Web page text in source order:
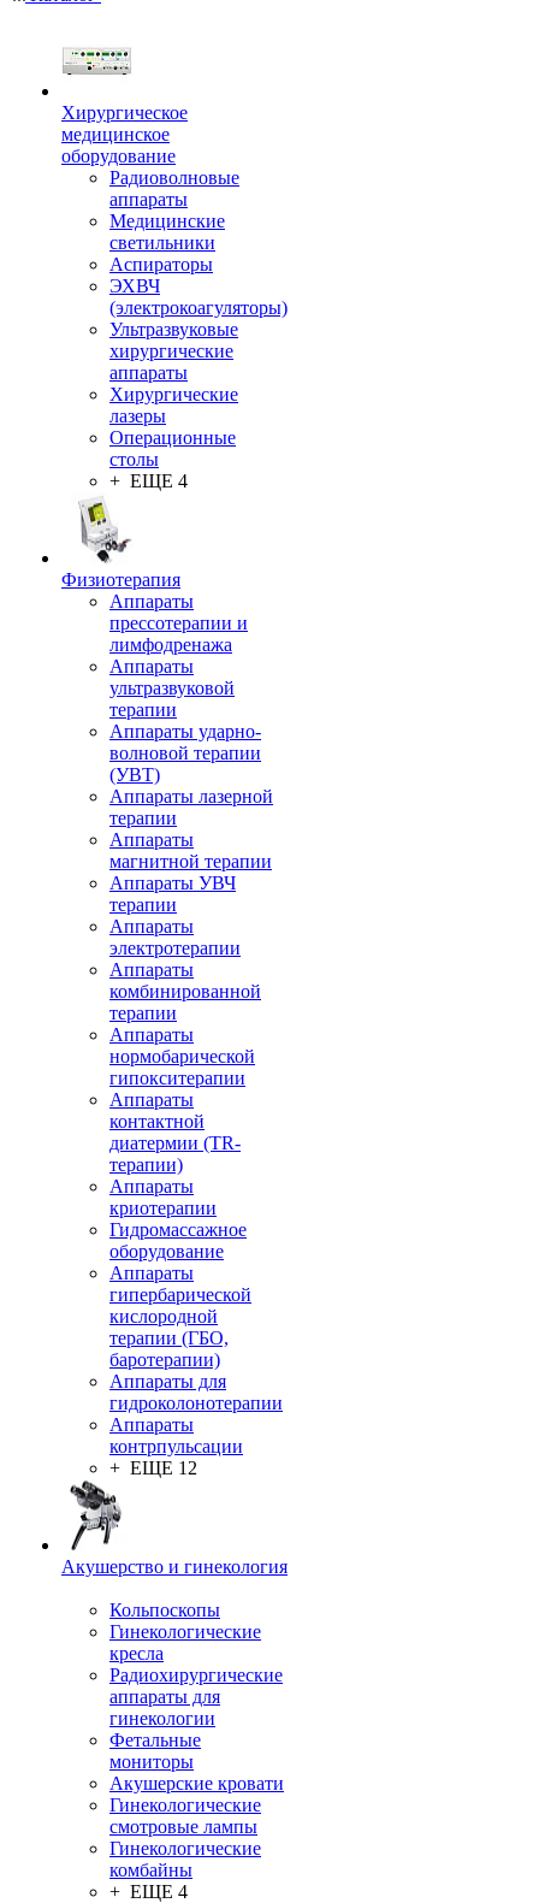
Хирургическое
медицинское
оборудование
Радиоволновые
аппараты
Медицинские
светильники
Аспираторы
ЭХВЧ
(электрокоагуляторы)
Ультразвуковые
хирургические
аппараты
Хирургические
лазеры
Операционные
столы
+ ЕЩЕ 4
Физиотерапия
Аппараты
прессотерапии и
лимфодренажа
Аппараты
ультразвуковой
терапии
Аппараты ударно-
волновой терапии
(УВТ)
Аппараты лазерной
терапии
Аппараты
магнитной терапии
Аппараты УВЧ
терапии
Аппараты
электротерапии
Аппараты
комбинированной
терапии
Аппараты
нормобарической
гипокситерапии
Аппараты
контактной
диатермии (TR-
терапии)
Аппараты
криотерапии
Гидромассажное
оборудование
Аппараты
гипербарической
кислородной
терапии (ГБО,
баротерапии)
Аппараты для
гидроколонотерапии
Аппараты
контрпульсации
+ ЕЩЕ 12
Акушерство и гинекология
Кольпоскопы
Гинекологические
кресла
Радиохирургические
аппараты для
гинекологии
Фетальные
мониторы
Акушерские кровати
Гинекологические
смотровые лампы
Гинекологические
комбайны
+ ЕЩЕ 4